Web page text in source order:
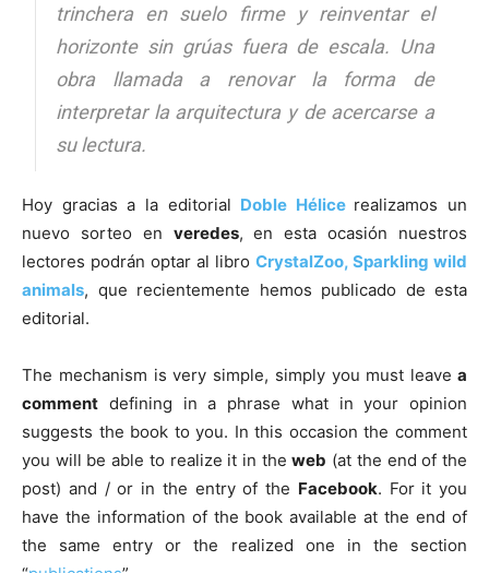
trinchera en suelo firme y reinventar el
horizonte sin grúas fuera de escala. Una
obra llamada a renovar la forma de
interpretar la arquitectura y de acercarse a
su lectura.
Hoy gracias a la editorial Doble Hélice realizamos un
nuevo sorteo en veredes, en esta ocasión nuestros
lectores podrán optar al libro CrystalZoo, Sparkling wild
animals, que recientemente hemos publicado de esta
editorial.
The mechanism is very simple, simply you must leave a
comment defining in a phrase what in your opinion
suggests the book to you. In this occasion the comment
you will be able to realize it in theweb (at the end of the
post) and / or in the entry of the Facebook. For it you
have the information of the book available at the end of
the same entry or the realized one in the section